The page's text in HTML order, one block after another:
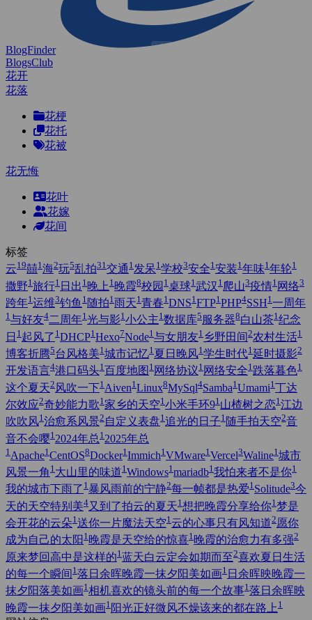
BlogFinder
BlogsClub
花开
花落
花梗
花托
花被
花无悔
花叶
花嫁
花间
标签
云19囍1 海2玩5乱拍31 交通 1 发呆1 学校3安全1 安装1 年味1 年轮1
撒野1 旅行1 日出 1 晚上 1 晚霞8校园 1 桌球1 武汉 1 爬山3疫情1 网络3
跨年1 运维3钓鱼 1 随拍1 雨天1 青春1 DNS1 FTP1 PHP4SSH1 一周年
1 与好友4二周年1 光与影1 小公主1 数据库5 服务器8白山茶1 纪念
日 1 起风了 1 DHCP1 Hexo7Node1 与女朋友1 乡野田间 2农村生活1
博客折腾5台风格美1 城市记忆1 夏日晚风1 学生时代1 延时摄影2
开发语言4港口码头1 百度地图 1 网络协议1 网络安全1 跌落暮色1
这个夏天2 风吹一下1 Aiven1 Linux8MySql4Samba1 Umami1 丁达
尔效应2奇妙能力歌1 家乡的天空1 小米手环91 山楂树之恋1 江边
吹吹风1 治愈系风景2 自定义表盘1 追光的日子1 随手拍天空2音
音不会嘤1 2024年总 1 2025年总
1 Apache1 CentOS8Docker1 Immich1 VMware1 Vercel3Waline1 城市
风景一角 1 大山里的味道1 Windows1 mariadb1 我怕来者不是你1
我的城市下雨了 1暴风雨前的宁静2每一帧都是热爱1Solitude3今
天的天空特别美4又到了拍云的夏天1 想把晚霞分享给你1 梦是
会开花的云朵1 送你一片魔法天空1 云的心事只有风知道2愿你
成为自己的太阳 1晚霞是天空给的惊喜1晚霞的治愈力有多强2
原来梦回高中是这样的1 蓝天白云定会如期而至2喜欢夏日生活
的每一个瞬间 1 落日余晖晚霞一抹夕阳美如画1 日余晖映晚霞一
抹夕阳落美如画1相机喜欢的镜头前的每一个故事1落日余晖映
晚霞一抹夕阳美如画1 阳光正好微风不燥该来的都在路上 1